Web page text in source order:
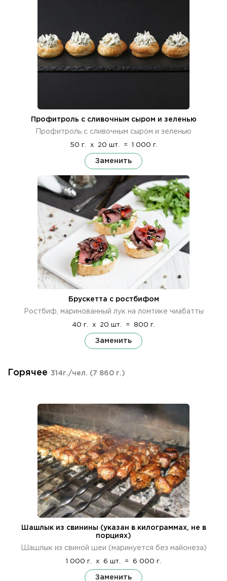
Профитроль с сливочным сыром и зеленью
Профитроль с сливочным сыром и зеленью
50 г. x 20 шт. = 1 000 г.
Заменить
Брускетта с ростбифом
Ростбиф, маринованный лук на ломтике чиабатты
40 г. x 20 шт. = 800 г.
Заменить
Горячее 314г./чел. (7 860 г.)
Шашлык из свинины (указан в килограммах, не в
порциях)
Шашлык из свиной шеи (маринуется без майонеза)
1 000 г. x 6 шт. = 6 000 г.
Заменить